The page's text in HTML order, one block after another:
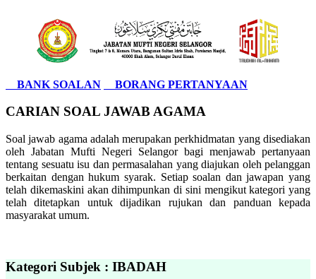
BANK SOALAN BORANG PERTANYAAN
CARIAN SOAL JAWAB AGAMA
Soal jawab agama adalah merupakan perkhidmatan yang disediakan
oleh Jabatan Mufti Negeri Selangor bagi menjawab pertanyaan
tentang sesuatu isu dan permasalahan yang diajukan oleh pelanggan
berkaitan dengan hukum syarak. Setiap soalan dan jawapan yang
telah dikemaskini akan dihimpunkan di sini mengikut kategori yang
telah ditetapkan untuk dijadikan rujukan dan panduan kepada
masyarakat umum.
Kategori Subjek : IBADAH